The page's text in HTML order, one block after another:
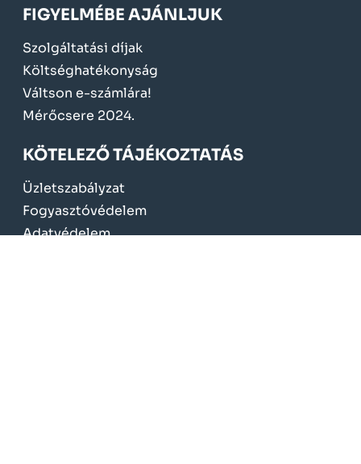
FIGYELMÉBE AJÁNLJUK
Szolgáltatási díjak
Költséghatékonyság
Váltson e-számlára!
Mérőcsere 2024.
KÖTELEZŐ TÁJÉKOZTATÁS
Üzletszabályzat
Fogyasztóvédelem
Adatvédelem